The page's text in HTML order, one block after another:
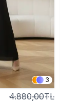
3
4.880,00TL